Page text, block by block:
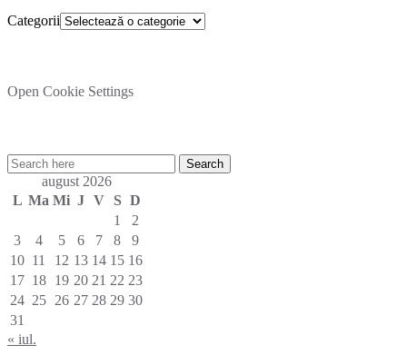
Categorii
Open Cookie Settings
august 2026
L Ma Mi J V S D
1
2
3
4 5 6 7 8
9
10 11 12 13 14 15 16
17 18 19 20 21 22 23
24 25 26 27 28 29 30
31
« iul.